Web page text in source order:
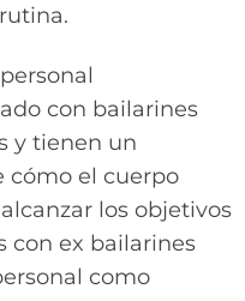
con bailarines
y tienen un
cómo el cuerpo
los objetivos
con ex bailarines
como